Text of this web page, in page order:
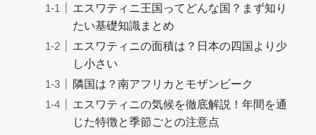
エスワティニ王国ってどんな国？まず知り
たい基礎知識まとめ
エスワティニの面積は？日本の四国より少
し小さい
隣国は？南アフリカとモザンビーク
エスワティニの気候を徹底解説！年間を通
じた特徴と季節ごとの注意点